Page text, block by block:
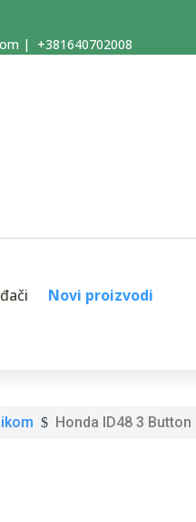
| +381640702008
Novi proizvodi
$ Honda ID48 3